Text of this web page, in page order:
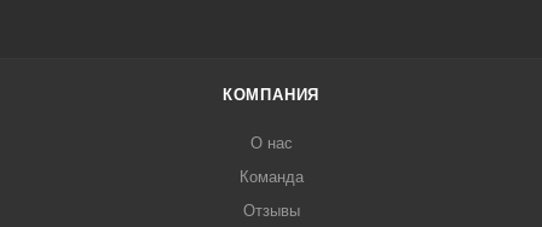
КОМПАНИЯ
О нас
Команда
Отзывы